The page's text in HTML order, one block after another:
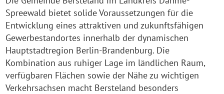
Spreewald bietet solide Voraussetzungen für die
Entwicklung eines attraktiven und zukunftsfähigen
Gewerbestandortes innerhalb der dynamischen
Hauptstadtregion Berlin-Brandenburg. Die
Kombination aus ruhiger Lage im ländlichen Raum,
verfügbaren Flächen sowie der Nähe zu wichtigen
Verkehrsachsen macht Bersteland besonders